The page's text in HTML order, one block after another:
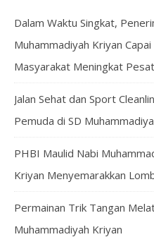
Dalam Waktu Singkat,
Muhammadiyah Kriyan
Masyarakat Meningkat
Jalan Sehat dan Sport
Pemuda di SD
PHBI Maulid Nabi
Kriyan Menyemarakkan
Permainan Trik Tangan
Muhammadiyah Kriyan